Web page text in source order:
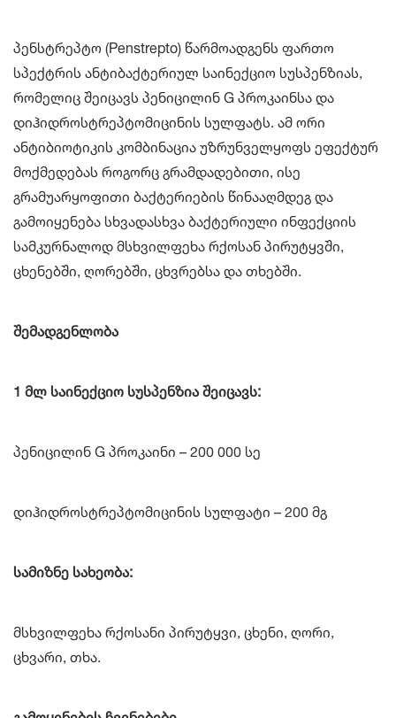
პენსტრეპტო (Penstrepto) წარმოადგენს ფართო
სპექტრის ანტიბაქტერიულ საინექციო სუსპენზიას,
რომელიც შეიცავს პენიცილინ G პროკაინსა და
დიჰიდროსტრეპტომიცინის სულფატს. ამ ორი
ანტიბიოტიკის კომბინაცია უზრუნველყოფს ეფექტურ
მოქმედებას როგორც გრამდადებითი, ისე
გრამუარყოფითი ბაქტერიების წინააღმდეგ და
გამოიყენება სხვადასხვა ბაქტერიული ინფექციის
სამკურნალოდ მსხვილფეხა რქოსან პირუტყვში,
ცხენებში, ღორებში, ცხვრებსა და თხებში.
შემადგენლობა
1 მლ საინექციო სუსპენზია შეიცავს:
პენიცილინ G პროკაინი – 200 000 სე
დიჰიდროსტრეპტომიცინის სულფატი – 200 მგ
სამიზნე სახეობა:
მსხვილფეხა რქოსანი პირუტყვი, ცხენი, ღორი,
ცხვარი, თხა.